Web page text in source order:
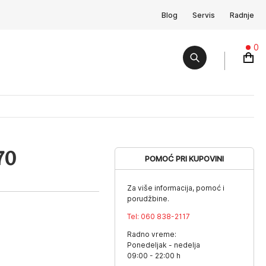
Blog Servis Radnje
0
POMOĆ PRI KUPOVINI
Za više informacija, pomoć i
porudžbine.
Tel: 060 838-2117
Radno vreme:
Ponedeljak - nedelja
09:00 - 22:00 h